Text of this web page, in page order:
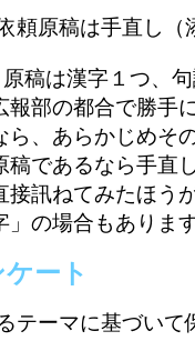
頼原稿は手直し（
原稿は漢字１つ、
報部の都合で勝手
ら、あらかじめそ
稿であるなら手直
接訊ねてみたほう
」の場合もありま
ート
テーマに基づいて